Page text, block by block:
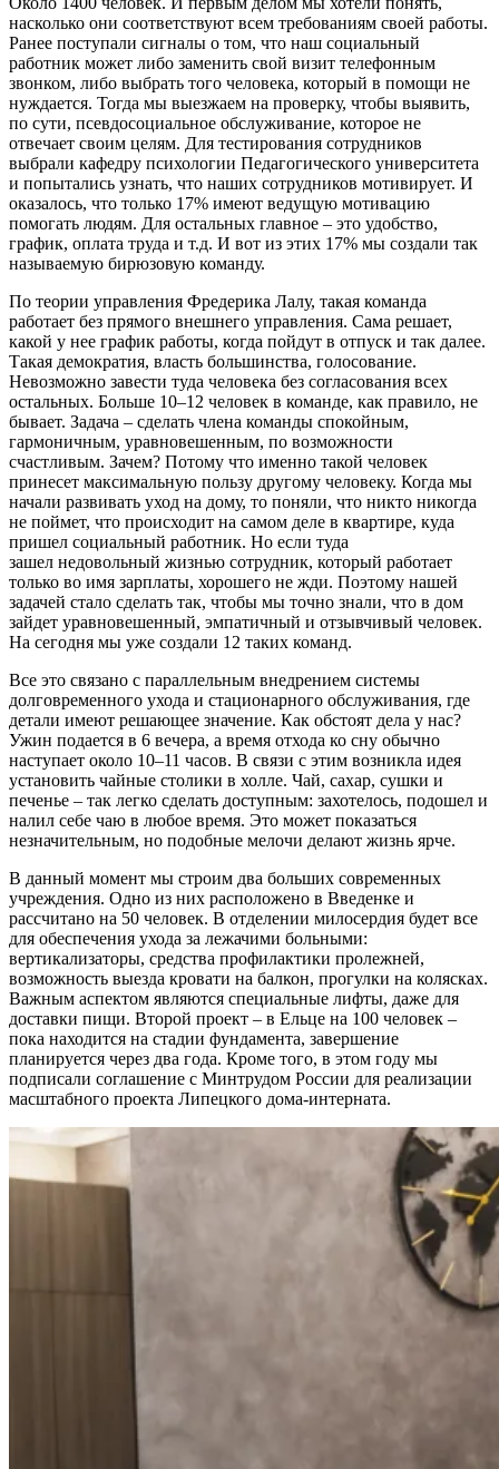
насколько они соответствуют всем требованиям своей работы.
Ранее поступали сигналы о том, что наш социальный
работник может либо заменить свой визит телефонным
звонком, либо выбрать того человека, который в помощи не
нуждается. Тогда мы выезжаем на проверку, чтобы выявить,
по сути, псевдосоциальное обслуживание, которое не
отвечает своим целям. Для тестирования сотрудников
выбрали кафедру психологии Педагогического университета
и попытались узнать, что наших сотрудников мотивирует. И
оказалось, что только 17% имеют ведущую мотивацию
помогать людям. Для остальных главное – это удобство,
график, оплата труда и т.д. И вот из этих 17% мы создали так
называемую бирюзовую команду.
По теории управления Фредерика Лалу, такая команда
работает без прямого внешнего управления. Сама решает,
какой у нее график работы, когда пойдут в отпуск и так далее.
Такая демократия, власть большинства, голосование.
Невозможно завести туда человека без согласования всех
остальных. Больше 10–12 человек в команде, как правило, не
бывает. Задача – сделать члена команды спокойным,
гармоничным, уравновешенным, по возможности
счастливым. Зачем? Потому что именно такой человек
принесет максимальную пользу другому человеку. Когда мы
начали развивать уход на дому, то поняли, что никто никогда
не поймет, что происходит на самом деле в квартире, куда
пришел социальный работник. Но если туда
зашел недовольный жизнью сотрудник, который работает
только во имя зарплаты, хорошего не жди. Поэтому нашей
задачей стало сделать так, чтобы мы точно знали, что в дом
зайдет уравновешенный, эмпатичный и отзывчивый человек.
На сегодня мы уже создали 12 таких команд.
Все это связано с параллельным внедрением системы
долговременного ухода и стационарного обслуживания, где
детали имеют решающее значение. Как обстоят дела у нас?
Ужин подается в 6 вечера, а время отхода ко сну обычно
наступает около 10–11 часов. В связи с этим возникла идея
установить чайные столики в холле. Чай, сахар, сушки и
печенье – так легко сделать доступным: захотелось, подошел и
налил себе чаю в любое время. Это может показаться
незначительным, но подобные мелочи делают жизнь ярче.
В данный момент мы строим два больших современных
учреждения. Одно из них расположено в Введенке и
рассчитано на 50 человек. В отделении милосердия будет все
для обеспечения ухода за лежачими больными:
вертикализаторы, средства профилактики пролежней,
возможность выезда кровати на балкон, прогулки на колясках.
Важным аспектом являются специальные лифты, даже для
доставки пищи. Второй проект – в Ельце на 100 человек –
пока находится на стадии фундамента, завершение
планируется через два года. Кроме того, в этом году мы
подписали соглашение с Минтрудом России для реализации
масштабного проекта Липецкого дома-интерната.